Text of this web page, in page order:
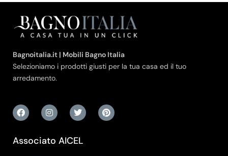
Bagnoitalia.it | Mobili Bagno Italia
Selezioniamo i prodotti giusti per la tua casa ed il tuo
arredamento.
Associato AICEL